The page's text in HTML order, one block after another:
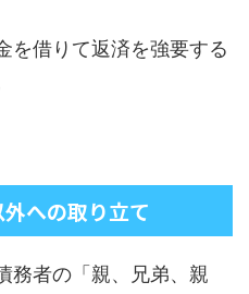
を借りて返済を強要する
への取り立て
務者の「親、兄弟、親